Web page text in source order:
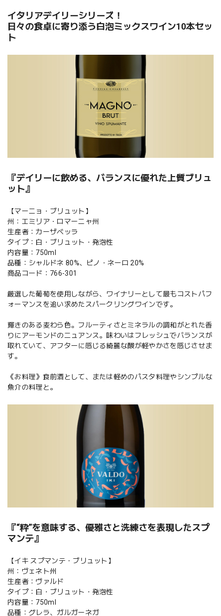
イタリアデイリーシリーズ！
日々の食卓に寄り添う白泡ミックスワイン10本セッ
ト
『デイリーに飲める、バランスに優れた上質ブリュ
ット』
【マーニョ・ブリュット】
州：エミリア・ロマーニャ州
生産者：カーザベッラ
タイプ：白・ブリュット・発泡性
内容量：750ml
品種：シャルドネ 80%、ピノ・ネーロ 20%
商品コード：766-301
厳選した葡萄を使用しながら、ワイナリーとして最もコストパフ
ォーマンスを追い求めたスパークリングワインです。
輝きのある麦わら色。フルーティさとミネラルの調和がとれた香
りにアーモンドのニュアンス。味わいはフレッシュでバランスが
取れていて、アフターに感じる綺麗な酸が軽やかさを感じさせま
す。
《お料理》食前酒として、または軽めのパスタ料理やシンプルな
魚介の料理と。
『“粋”を意味する、優雅さと洗練さを表現したスプ
マンテ』
【イキ スプマンテ・ブリュット】
州：ヴェネト州
生産者：ヴァルド
タイプ：白・ブリュット・発泡性
内容量：750ml
品種：グレラ、ガルガーネガ